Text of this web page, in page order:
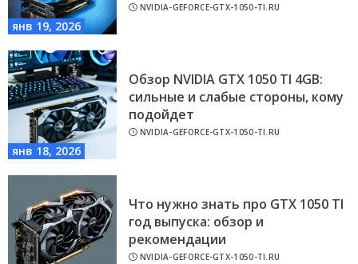
янв 19, 2026
NVIDIA-GEFORCE-GTX-1050-TI.RU
янв 18, 2026
Обзор NVIDIA GTX 1050 TI 4GB:
сильные и слабые стороны, кому
подойдет
NVIDIA-GEFORCE-GTX-1050-TI.RU
Что нужно знать про GTX 1050 TI
год выпуска: обзор и
рекомендации
NVIDIA-GEFORCE-GTX-1050-TI.RU